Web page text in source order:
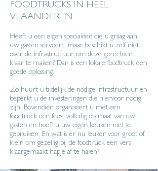
FOODTRUCKS IN HEEL
VLAANDEREN
Heeft u een eigen specialiteit die u graag aan
uw gasten serveert, maar beschikt u zelf niet
over de infrastructuur om deze gerechten
klaar te maken? Dan is een lokale foodtruck een
goede oplossing.
Zo huurt u tijdelijk de nodige infrastructuur en
beperkt u de investeringen die hiervoor nodig
zijn. Bovendien organiseert u met een
foodtruck een feest volledig op maat van uw
gasten en hoeft u uw eigen keuken niet te
gebruiken. En wat is er nu leuker voor groot of
klein om gezellig bij de foodtruck een vers
klaargemaakt hapje af te halen?